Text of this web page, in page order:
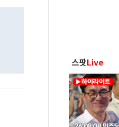
스팟Live